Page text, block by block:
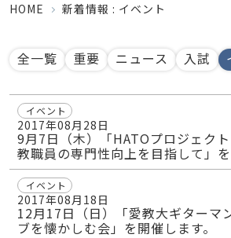
HOME 新着情報 : イベント
全一覧 重要 ニュース 入試
イベント
2017年08月28日
9月7日（木）「HATOプロジェク
教職員の専門性向上を目指して」を
イベント
2017年08月18日
12月17日（日）「愛教大ギターマ
ブを懐かしむ会」を開催します。